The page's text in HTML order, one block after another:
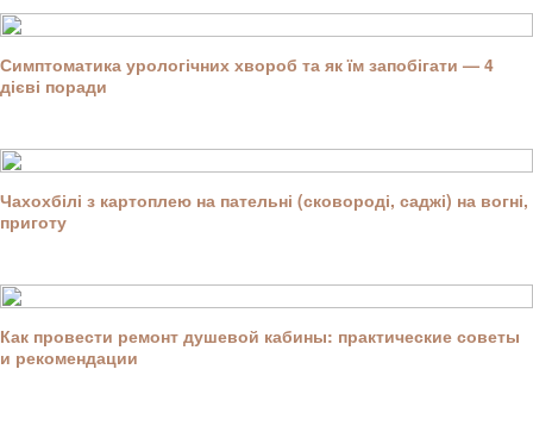
Симптоматика урологічних хвороб та як їм запобігати — 4
дієві поради
Чахохбілі з картоплею на пательні (сковороді, саджі) на вогні,
приготу
Как провести ремонт душевой кабины: практические советы
и рекомендации